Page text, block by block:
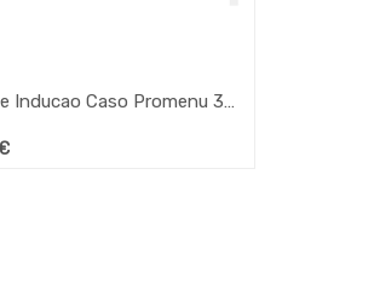
Placa De Inducao Caso Promenu 3500